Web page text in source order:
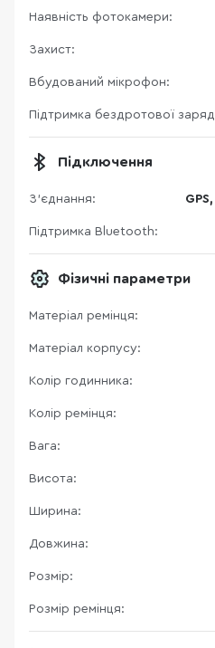
Наявність фотокамери:
Захист:
Вбудований мікрофон:
Підтримка бездротової
Підключення
З'єднання:
Підтримка Bluetooth:
Фізичні параметри
Матеріал ремінця:
Матеріал корпусу:
Колір годинника:
Колір ремінця:
Вага:
Висота:
Ширина:
Довжина:
Розмір:
Розмір ремінця: